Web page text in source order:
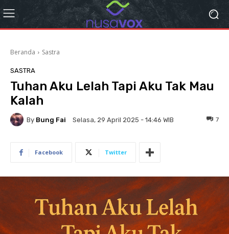
Beranda Sastra
SASTRA
Tuhan Aku Lelah Tapi Aku Tak Mau
Kalah
By Bung Fai Selasa, 29 April 2025 - 14:46 WIB 7
Facebook Twitter